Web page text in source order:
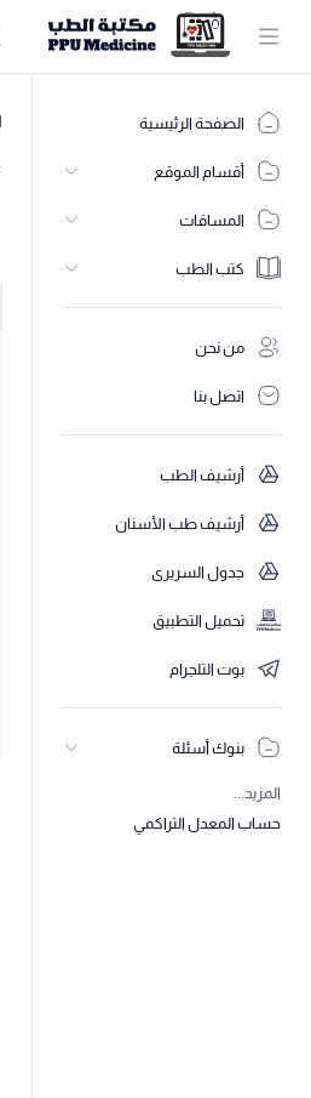
الصفحة الرئيسية
أقسام الموقع
المساقات
كتب الطب
من نحن
اتصل بنا
أرشيف الطب
أرشيف طب الأسنان
جدول السريري
تحميل التطبيق
بوت التلجرام
بنوك أسئلة
المزيد...
حساب المعدل التراكمي